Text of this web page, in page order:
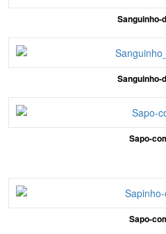
Sanguinho-
Sanguinho-
Sapo-
Sapo-